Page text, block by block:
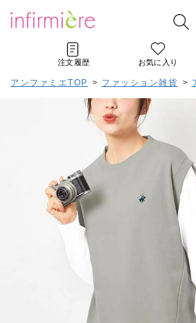
注文履歴 お気に入り
アンファミエTOP > ファッション雑貨 >